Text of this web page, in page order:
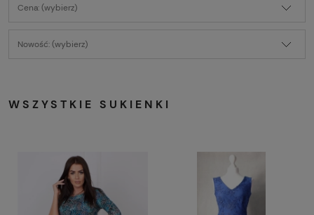
Cena: (wybierz)
Nowość: (wybierz)
WSZYSTKIE SUKIENKI